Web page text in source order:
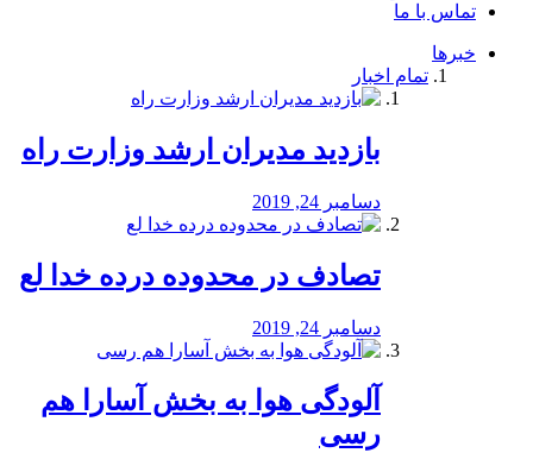
تماس با ما
خبرها
تمام اخبار
بازدید مدیران ارشد وزارت راه
دسامبر 24, 2019
تصادف در محدوده درده خدا لع
دسامبر 24, 2019
آلودگی هوا به بخش آسارا هم
رسی